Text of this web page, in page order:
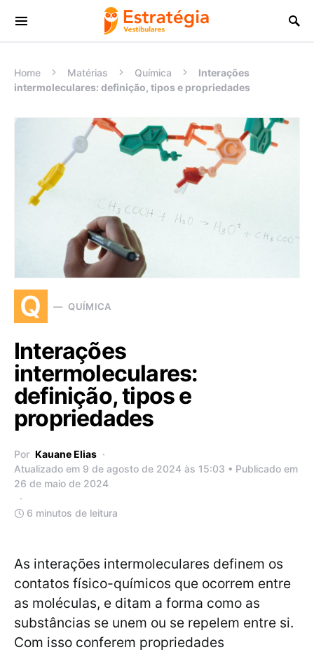
Procurar:
Home Matérias Química
Interações
intermoleculares: definição, tipos e propriedades
Q QUÍMICA
Interações
intermoleculares:
definição, tipos e
propriedades
Por Kauane Elias
Atualizado em 9 de agosto de 2024 às 15:03 • Publicado em
26 de maio de 2024
6 minutos de leitura
As interações intermoleculares definem os
contatos físico-químicos que ocorrem entre
as moléculas, e ditam a forma como as
substâncias se unem ou se repelem entre si.
Com isso conferem propriedades